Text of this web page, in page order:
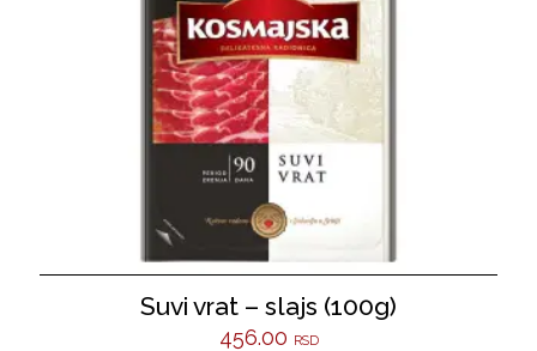
Suvi vrat – slajs (100g)
456.00 RSD